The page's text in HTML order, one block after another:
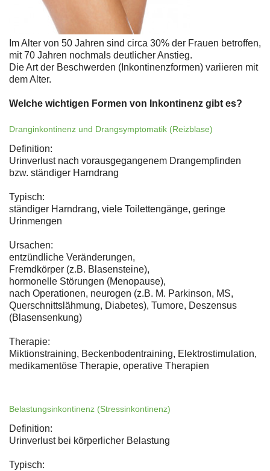
Im Alter von 50 Jahren sind circa 30% der Frauen betroffen,
mit 70 Jahren nochmals deutlicher Anstieg.
Die Art der Beschwerden (Inkontinenzformen) variieren mit
dem Alter.
Welche wichtigen Formen von Inkontinenz gibt es?
Dranginkontinenz und Drangsymptomatik (Reizblase)
Definition:
Urinverlust nach vorausgegangenem Drangempfinden
bzw. ständiger Harndrang
Typisch:
ständiger Harndrang, viele Toilettengänge, geringe
Urinmengen
Ursachen:
entzündliche Veränderungen,
Fremdkörper (z.B. Blasensteine),
hormonelle Störungen (Menopause),
nach Operationen, neurogen (z.B. M. Parkinson, MS,
Querschnittslähmung, Diabetes), Tumore, Deszensus
(Blasensenkung)
Therapie:
Miktionstraining, Beckenbodentraining, Elektrostimulation,
medikamentöse Therapie, operative Therapien
Belastungsinkontinenz (Stressinkontinenz)
Definition:
Urinverlust bei körperlicher Belastung
Typisch: